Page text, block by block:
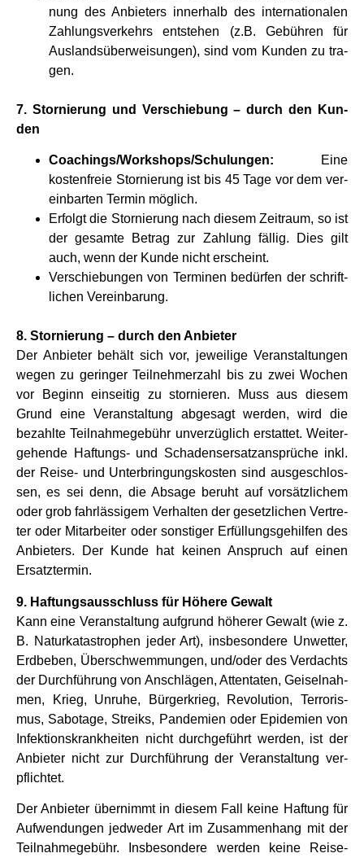
nung des Anbie­ters inner­halb des inter­na­tio­na­len
Zah­lungs­ver­kehrs ent­ste­hen (z.B. Gebüh­ren für
Aus­lands­über­wei­sun­gen), sind vom Kun­den zu tra­
gen.
7. Stor­nie­rung und Ver­schie­bung – durch den Kun­
den
Coachings/Workshops/Schulungen: Eine
kosten­freie Stor­nie­rung ist bis 45 Tage vor dem ver­
ein­bar­ten Ter­min mög­lich.
Erfolgt die Stor­nie­rung nach die­sem Zeit­raum, so ist
der gesamte Betrag zur Zah­lung fäl­lig. Dies gilt
auch, wenn der Kunde nicht erscheint.
Ver­schie­bun­gen von Ter­mi­nen bedür­fen der schrift­
li­chen Ver­ein­ba­rung.
8. Stor­nie­rung – durch den Anbie­ter
Der Anbie­ter behält sich vor, jewei­lige Ver­an­stal­tun­gen
wegen zu gerin­ger Teil­neh­mer­zahl bis zu zwei Wochen
vor Beginn ein­sei­tig zu stor­nie­ren. Muss aus die­sem
Grund eine Ver­an­stal­tung abge­sagt wer­den, wird die
bezahlte Teil­nah­me­ge­bühr unver­züg­lich erstat­tet. Wei­ter­
ge­hende Haf­tungs- und Scha­dens­er­satz­an­sprü­che inkl.
der Reise- und Unter­brin­gungs­ko­sten sind aus­ge­schlos­
sen, es sei denn, die Absage beruht auf vor­sätz­li­chem
oder grob fahr­läs­si­gem Ver­hal­ten der gesetz­li­chen Ver­tre­
ter oder Mitarbeiter oder son­sti­ger Erfül­lungs­ge­hil­fen des
Anbie­ters. Der Kunde hat kei­nen Anspruch auf einen
Ersatz­ter­min.
9. Haf­tungs­aus­schluss für Höhere Gewalt
Kann eine Ver­an­stal­tung auf­grund höhe­rer Gewalt (wie z.
B. Natur­ka­ta­stro­phen jeder Art), ins­be­son­dere Unwet­ter,
Erd­be­ben, Über­schwem­mun­gen, und/oder des Ver­dachts
der Durch­füh­rung von Anschlä­gen, Atten­ta­ten, Gei­sel­nah­
men, Krieg, Unruhe, Bür­ger­krieg, Revo­lu­tion, Ter­ro­ris­
mus, Sabo­tage, Streiks, Pan­de­mien oder Epi­de­mien von
Infek­ti­ons­krank­hei­ten nicht durch­ge­führt wer­den, ist der
Anbie­ter nicht zur Durch­füh­rung der Ver­an­stal­tung ver­
pflich­tet.
Der Anbie­ter über­nimmt in die­sem Fall keine Haf­tung für
Auf­wen­dun­gen jed­we­der Art im Zusam­men­hang mit der
Teil­nah­me­ge­bühr. Ins­be­son­dere wer­den keine Reise-